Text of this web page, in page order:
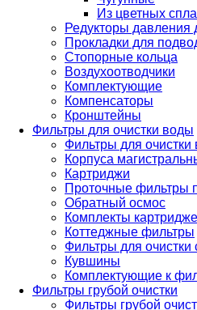
Из цветных
Редукторы давления
Прокладки для
Стопорные кольца
Воздухоотводчики
Комплектующие
Компенсаторы
Кронштейны
Фильтры для очистки воды
Фильтры для очистки
Корпуса
Картриджи
Проточные фильтры
Обратный осмос
Комплекты
Коттеджные фильтры
Фильтры для очистки
Кувшины
Комплектующие к
Фильтры грубой очистки
Фильтры грубой